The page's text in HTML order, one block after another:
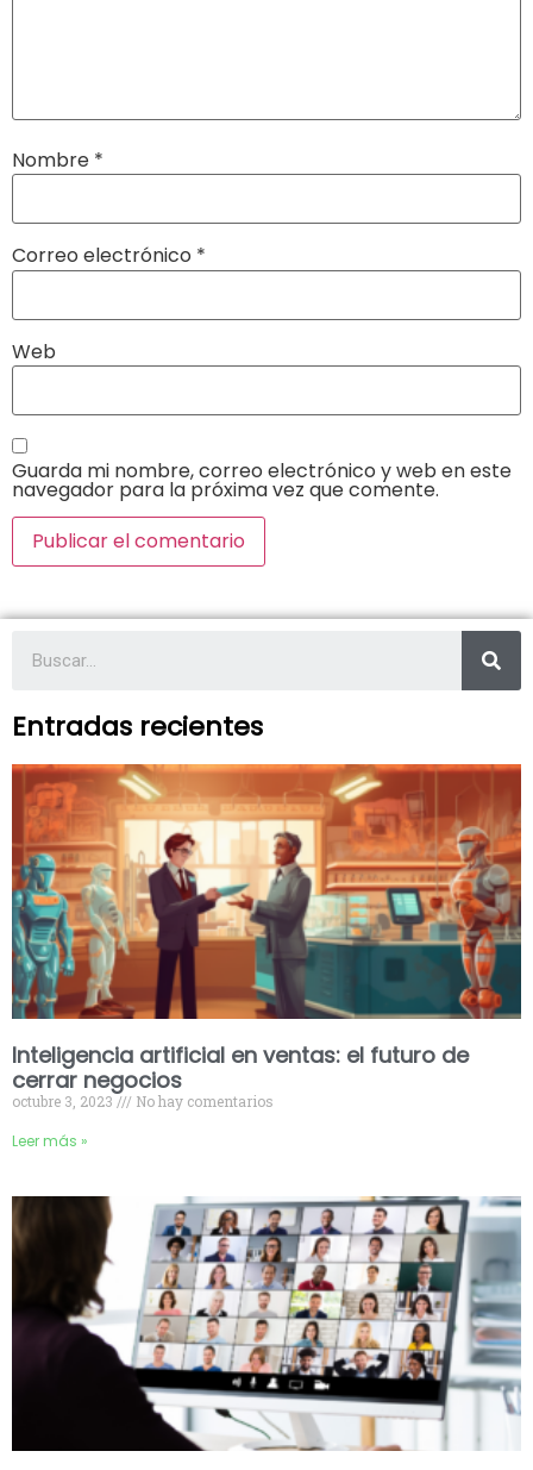
Nombre *
Correo electrónico *
Web
Guarda mi nombre, correo electrónico y web en este
navegador para la próxima vez que comente.
Entradas recientes
Inteligencia artificial en ventas: el futuro de
cerrar negocios
octubre 3, 2023 No hay comentarios
Leer más »